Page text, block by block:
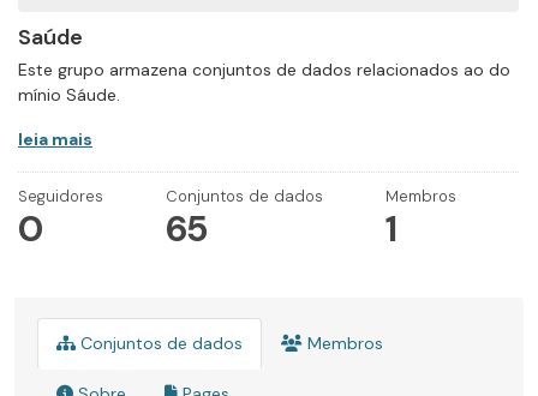
Saúde
Este grupo armazena conjuntos de dados relacionados ao do
mínio Sáude.
leia mais
Seguidores
0
Conjuntos de dados
65
Membros
1
Conjuntos de dados Membros